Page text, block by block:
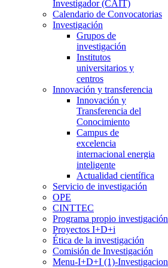
Investigador (CAIT)
Calendario de Convocatorias
Investigación
Grupos de
investigación
Institutos
universitarios y
centros
Innovación y transferencia
Innovación y
Transferencia del
Conocimiento
Campus de
excelencia
internacional energia
inteligente
Actualidad científica
Servicio de investigación
OPE
CINTTEC
Programa propio investigación
Proyectos I+D+i
Ética de la investigación
Comisión de Investigación
Menu-I+D+I (1)-Investigacion